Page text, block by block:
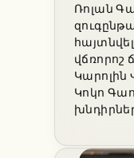
Ռոլան
վճռորոշ
Կարոլին
Կոկո